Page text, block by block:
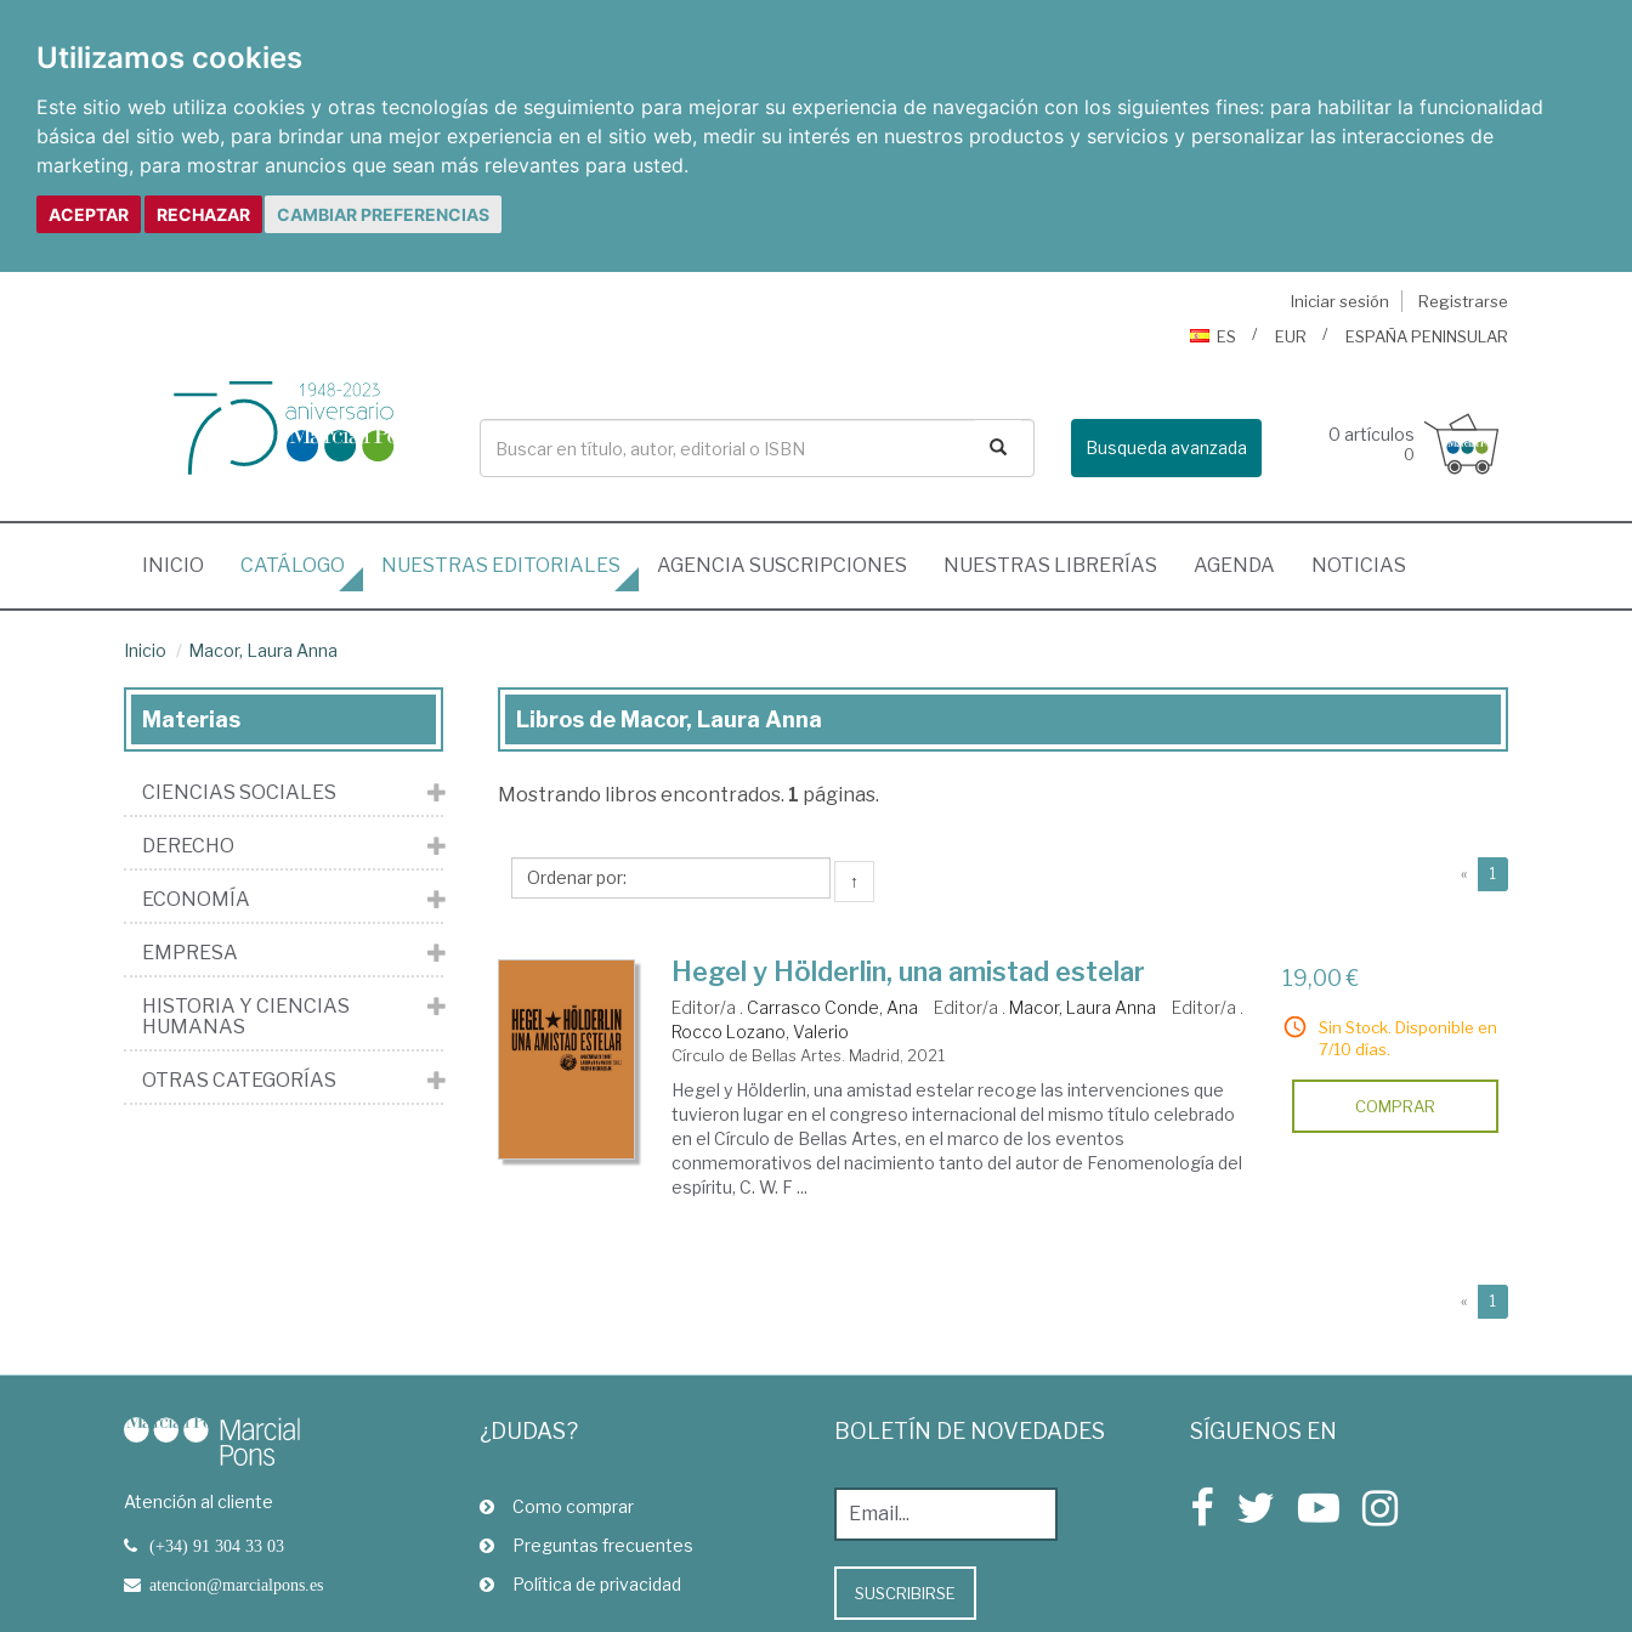
Utilizamos cookies
Este sitio web utiliza cookies y otras tecnologías de seguimiento para mejorar su experiencia de navegación con los siguientes fines: para habilitar la funcionalidad
básica del sitio web, para brindar una mejor experiencia en el sitio web, medir su interés en nuestros productos y servicios y personalizar las interacciones de
marketing, para mostrar anuncios que sean más relevantes para usted.
ACEPTAR RECHAZAR CAMBIAR PREFERENCIAS
Iniciar sesión
Registrarse
ES
EUR ESPAÑA PENINSULAR
Busqueda avanzada
0 artículos
0
INICIO (CURRENT)
CATÁLOGO NUESTRAS EDITORIALES AGENCIA SUSCRIPCIONES NUESTRAS LIBRERÍAS AGENDA NOTICIAS
Inicio Macor, Laura Anna
Libros
Macor,
Anna
Libros de Macor, Laura Anna
Mostrando libros encontrados. 1 páginas.
↑ « 1
Hegel y Hölderlin, una amistad estelar
Editor/a . Carrasco Conde, Ana Editor/a . Macor, Laura Anna
Editor/a .
Rocco Lozano, Valerio
Círculo de Bellas Artes. Madrid, 2021
Hegel y Hölderlin, una amistad estelar recoge las intervenciones que
tuvieron lugar en el congreso internacional del mismo título celebrado
en el Círculo de Bellas Artes, en el marco de los eventos
conmemorativos del nacimiento tanto del autor de Fenomenología del
espíritu, C. W. F ...
19,00 €
Sin Stock. Disponible en
7/10 días.
COMPRAR
« 1
Materias
CIENCIAS SOCIALES
DERECHO
ECONOMÍA
EMPRESA
HISTORIA Y CIENCIAS
HUMANAS
OTRAS CATEGORÍAS
Atención al cliente
(+34) 91 304 33 03
atencion@marcialpons.es
¿DUDAS?
Como comprar
Preguntas frecuentes
Política de privacidad
BOLETÍN DE NOVEDADES
SUSCRIBIRSE
SÍGUENOS EN